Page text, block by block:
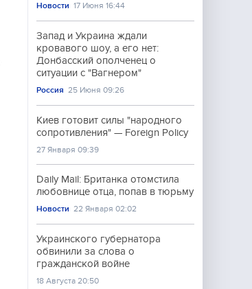
Новости 17 Июня 16:44
Запад и Украина ждали
кровавого шоу, а его нет:
Донбасский ополченец о
ситуации с "Вагнером"
Россия 25 Июня 09:26
Киев готовит силы "народного
сопротивления" — Foreign Policy
27 Января 09:39
Daily Mail: Британка отомстила
любовнице отца, попав в тюрьму
Новости 22 Января 02:02
Украинского губернатора
обвинили за слова о
гражданской войне
18 Августа 20:50